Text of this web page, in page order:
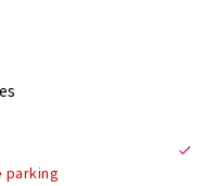
parking